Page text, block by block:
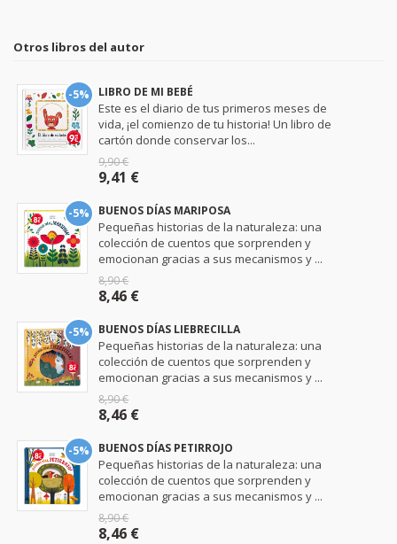
Otros libros del autor
-5% LIBRO DE MI BEBÉ
Este es el diario de tus primeros meses de
vida, ¡el comienzo de tu historia! Un libro de
cartón donde conservar los...
9,90 €
9,41 €
-5% BUENOS DÍAS MARIPOSA
Pequeñas historias de la naturaleza: una
colección de cuentos que sorprenden y
emocionan gracias a sus mecanismos y ...
8,90 €
8,46 €
-5% BUENOS DÍAS LIEBRECILLA
Pequeñas historias de la naturaleza: una
colección de cuentos que sorprenden y
emocionan gracias a sus mecanismos y ...
8,90 €
8,46 €
-5% BUENOS DÍAS PETIRROJO
Pequeñas historias de la naturaleza: una
colección de cuentos que sorprenden y
emocionan gracias a sus mecanismos y ...
8,90 €
8,46 €